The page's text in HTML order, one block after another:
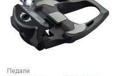
Педали